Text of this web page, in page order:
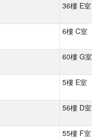
36樓 E室
6樓 C室
60樓 G室
5樓 E室
56樓 D室
55樓 F室